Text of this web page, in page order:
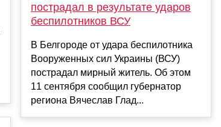
пострадал в результате ударов
беспилотников ВСУ
В Белгороде от удара беспилотника
Вооруженных сил Украины (ВСУ)
пострадал мирный житель. Об этом
11 сентября сообщил губернатор
региона Вячеслав Глад...